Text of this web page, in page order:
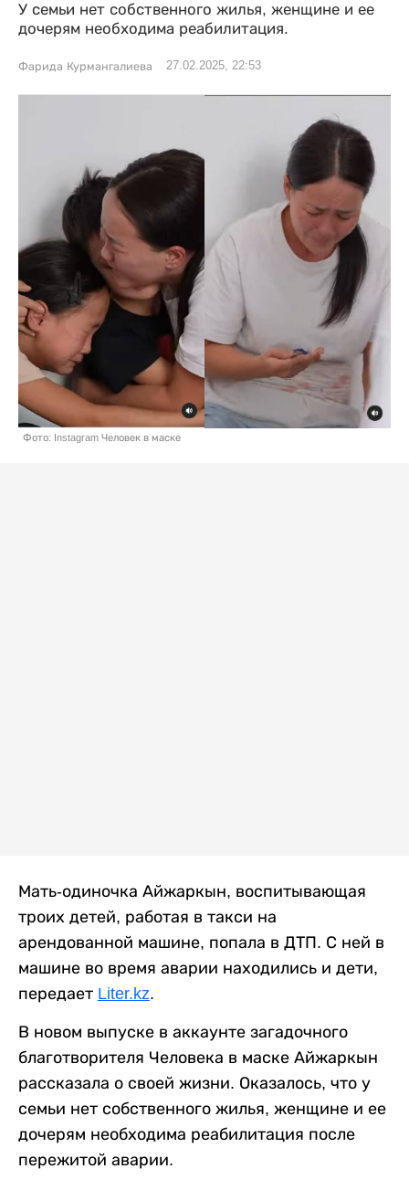
У семьи нет собственного жилья, женщине и ее
дочерям необходима реабилитация.
Фарида Курмангалиева 27.02.2025, 22:53
Фото: Instagram Человек в маске
Мать-одиночка Айжаркын, воспитывающая
троих детей, работая в такси на
арендованной машине, попала в ДТП. С ней в
машине во время аварии находились и дети,
передает Liter.kz.
В новом выпуске в аккаунте загадочного
благотворителя Человека в маске Айжаркын
рассказала о своей жизни. Оказалось, что у
семьи нет собственного жилья, женщине и ее
дочерям необходима реабилитация после
пережитой аварии.